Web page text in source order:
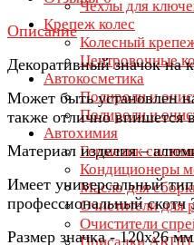
Чехлы для
Крепеж колес
Колесный
Центровочные
Автокосметика
Полироли и
Полироли и
Автохимия
Герметик
Кондиционеры
Масло для
Очистители для
Очистители
Описание
Декоративный значок на
Может быть установлен
также отлично впишется
Материал изделия –
Имеет универсальный
профессиональный
Размер значка - 120х26